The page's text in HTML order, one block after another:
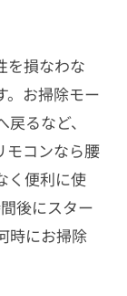
を損なわな
。お掃除モー
るなど、
モコンなら腰
く便利に使
後にスター
時にお掃除